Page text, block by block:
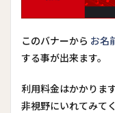
このバナーから お名
する事が出来ます。
利用料金はかかりま
非視野にいれてみて